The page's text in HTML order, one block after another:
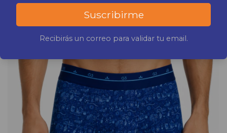
Suscribirme
Recibirás un correo para validar tu email.